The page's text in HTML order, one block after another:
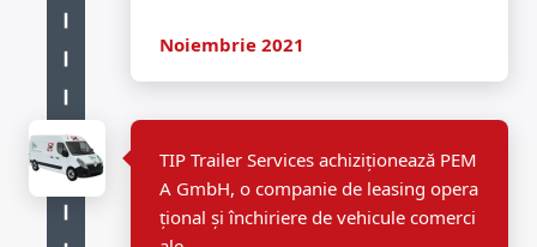
Noiembrie 2021
TIP Trailer Services achiziționează PEM
A GmbH, o companie de leasing opera
țional și închiriere de vehicule comerci